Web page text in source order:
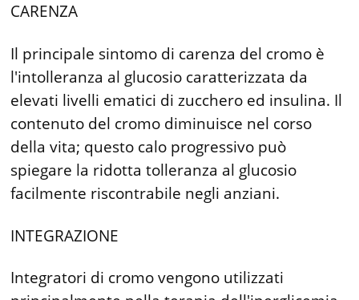
CARENZA
Il principale sintomo di carenza del cromo è
l'intolleranza al glucosio caratterizzata da
elevati livelli ematici di zucchero ed insulina. Il
contenuto del cromo diminuisce nel corso
della vita; questo calo progressivo può
spiegare la ridotta tolleranza al glucosio
facilmente riscontrabile negli anziani.
INTEGRAZIONE
Integratori di cromo vengono utilizzati